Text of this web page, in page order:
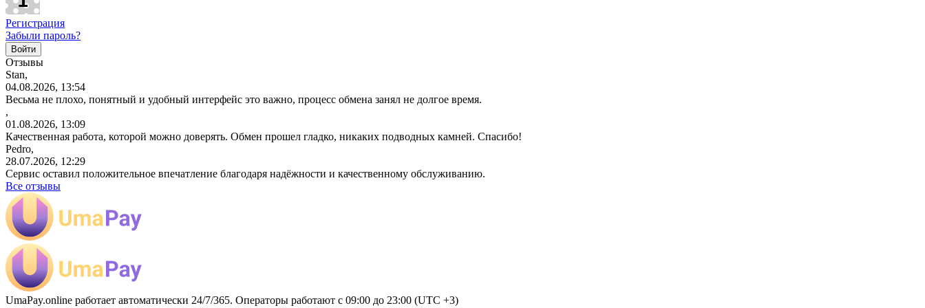
Регистрация
Забыли пароль?
Отзывы
Stan,
04.08.2026, 13:54
Весьма не плохо, понятный и удобный интерфейс это важно, процесс обмена занял не долгое время.
,
01.08.2026, 13:09
Качественная работа, которой можно доверять. Обмен прошел гладко, никаких подводных камней. Спасибо!
Pedro,
28.07.2026, 12:29
Сервис оставил положительное впечатление благодаря надёжности и качественному обслуживанию.
Все отзывы
UmaPay.online работает автоматически 24/7/365. Операторы работают с 09:00 до 23:00 (UTC +3)